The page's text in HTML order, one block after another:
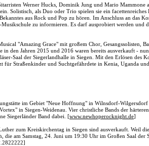
Werner Hucks, Dominik Jung und Mario Mammone
Solistisch, als Duo oder Trio spielen sie ein
aus Rock und Pop zu hören. Im Anschluss an das
zu informieren. Es darf ausprobiert werden und
"Amazing Grace" mit großem Chor, Gesangssolisten,
den Jahren 2015 und 2016 waren bereits ausverkauft -
Saal der Siegerlandhalle in Siegen. Mit den Erlösen des
für Straßenkinder und Suchtgefährdete in Kenia, Uganda
im Gebiet "Neue Hoffnung" in Wilnsdorf-
in Siegen-Weidenau. Vier christliche Bands der
Siegerländer Band dabei. [www.newhoperocknight.de]
zum Kreiskirchentag in Siegen sind ausverkauft. Weil
die am Samstag, 24. Juni um 19:30 Uhr im Großen Saal der